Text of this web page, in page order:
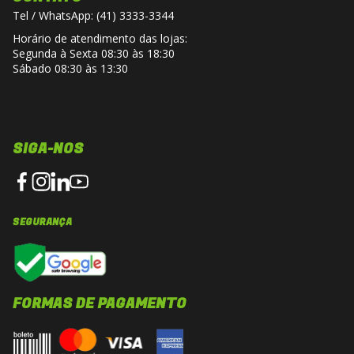
Tel / WhatsApp: (41) 3333-3344
Horário de atendimento das lojas:
Segunda à Sexta 08:30 às 18:30
Sábado 08:30 às 13:30
SIGA-NOS
SEGURANÇA
FORMAS DE PAGAMENTO